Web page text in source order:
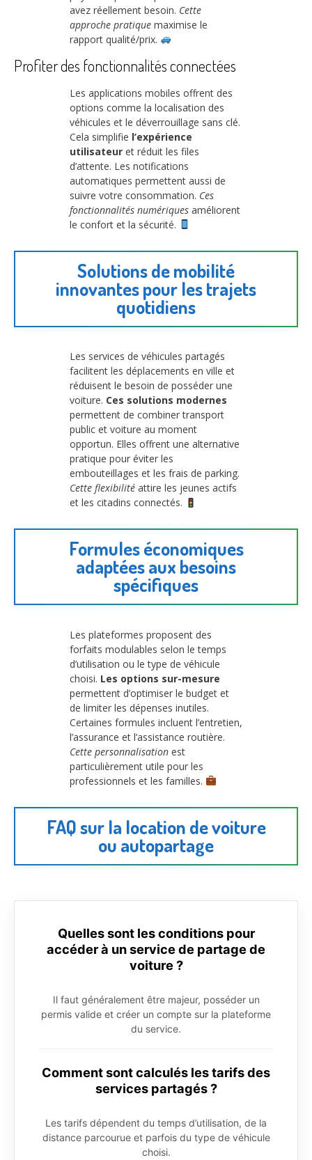
avez réellement besoin. Cette
approche pratique maximise le
rapport qualité/prix.
Profiter des fonctionnalités connectées
Les applications mobiles offrent des
options comme la localisation des
véhicules et le déverrouillage sans clé.
Cela simplifie l’expérience
utilisateur et réduit les files
d’attente. Les notifications
automatiques permettent aussi de
suivre votre consommation. Ces
fonctionnalités numériques améliorent
le confort et la sécurité.
Solutions de mobilité
innovantes pour les trajets
quotidiens
Les services de véhicules partagés
facilitent les déplacements en ville et
réduisent le besoin de posséder une
voiture. Ces solutions modernes
permettent de combiner transport
public et voiture au moment
opportun. Elles offrent une alternative
pratique pour éviter les
embouteillages et les frais de parking.
Cette flexibilité attire les jeunes actifs
et les citadins connectés.
Formules économiques
adaptées aux besoins
spécifiques
Les plateformes proposent des
forfaits modulables selon le temps
d’utilisation ou le type de véhicule
choisi. Les options sur-mesure
permettent d’optimiser le budget et
de limiter les dépenses inutiles.
Certaines formules incluent l’entretien,
l’assurance et l’assistance routière.
Cette personnalisation est
particulièrement utile pour les
professionnels et les familles.
FAQ sur la location de voiture
ou autopartage
Quelles sont les conditions pour
accéder à un service de partage de
voiture ?
Il faut généralement être majeur, posséder un
permis valide et créer un compte sur la plateforme
du service.
Comment sont calculés les tarifs des
services partagés ?
Les tarifs dépendent du temps d’utilisation, de la
distance parcourue et parfois du type de véhicule
choisi.